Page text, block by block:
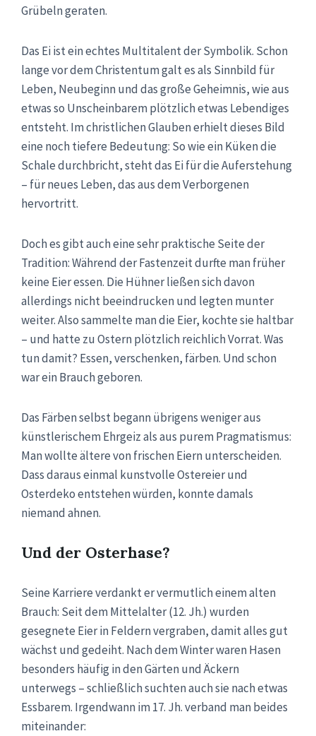
Grübeln geraten.
Das Ei ist ein echtes Multitalent der Symbolik. Schon
lange vor dem Christentum galt es als Sinnbild für
Leben, Neubeginn und das große Geheimnis, wie aus
etwas so Unscheinbarem plötzlich etwas Lebendiges
entsteht. Im christlichen Glauben erhielt dieses Bild
eine noch tiefere Bedeutung: So wie ein Küken die
Schale durchbricht, steht das Ei für die Auferstehung
– für neues Leben, das aus dem Verborgenen
hervortritt.
Doch es gibt auch eine sehr praktische Seite der
Tradition: Während der Fastenzeit durfte man früher
keine Eier essen. Die Hühner ließen sich davon
allerdings nicht beeindrucken und legten munter
weiter. Also sammelte man die Eier, kochte sie haltbar
– und hatte zu Ostern plötzlich reichlich Vorrat. Was
tun damit? Essen, verschenken, färben. Und schon
war ein Brauch geboren.
Das Färben selbst begann übrigens weniger aus
künstlerischem Ehrgeiz als aus purem Pragmatismus:
Man wollte ältere von frischen Eiern unterscheiden.
Dass daraus einmal kunstvolle Ostereier und
Osterdeko entstehen würden, konnte damals
niemand ahnen.
Und der Osterhase?
Seine Karriere verdankt er vermutlich einem alten
Brauch: Seit dem Mittelalter (12. Jh.) wurden
gesegnete Eier in Feldern vergraben, damit alles gut
wächst und gedeiht. Nach dem Winter waren Hasen
besonders häufig in den Gärten und Äckern
unterwegs – schließlich suchten auch sie nach etwas
Essbarem. Irgendwann im 17. Jh. verband man beides
miteinander: